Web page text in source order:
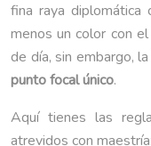
fina raya diplomática
menos un color con
de día, sin embargo,
punto focal único.
Aquí tienes las
atrevidos con maestría: